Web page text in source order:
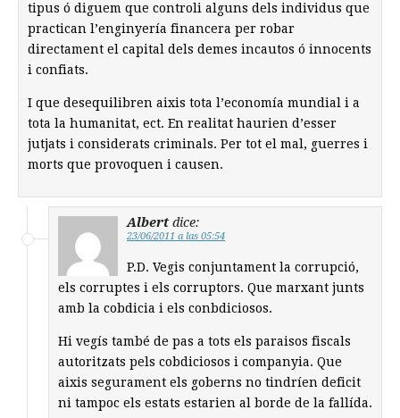
tipus ó diguem que controli alguns dels individus que
practican l’enginyería financera per robar
directament el capital dels demes incautos ó innocents
i confiats.
I que desequilibren aixis tota l’economía mundial i a
tota la humanitat, ect. En realitat haurien d’esser
jutjats i considerats criminals. Per tot el mal, guerres i
morts que provoquen i causen.
Albert dice:
23/06/2011 a las 05:54
P.D. Vegis conjuntament la corrupció,
els corruptes i els corruptors. Que marxant junts
amb la cobdicia i els conbdiciosos.
Hi vegís també de pas a tots els paraisos fiscals
autoritzats pels cobdiciosos i companyia. Que
aixis segurament els goberns no tindríen deficit
ni tampoc els estats estarien al borde de la fallída.